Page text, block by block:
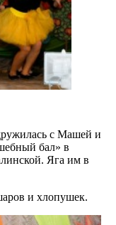
с Машей и
бал» в
Яга им в
и хлопушек.